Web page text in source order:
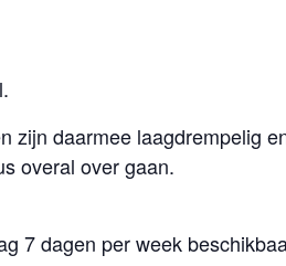
zijn daarmee laagdrempelig
overal over gaan.
7 dagen per week